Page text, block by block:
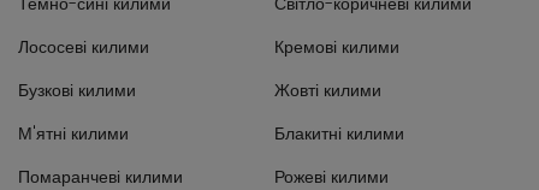
Лососеві килими
Кремові килими
Бузкові килими
Жовті килими
М'ятні килими
Блакитні килими
Помаранчеві килими
Рожеві килими